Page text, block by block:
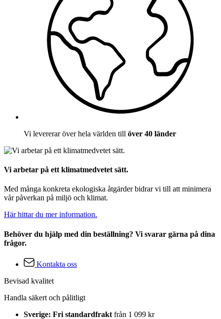
Vi levererar över hela världen till över 40 länder
Vi arbetar på ett klimatmedvetet sätt.
Med många konkreta ekologiska åtgärder bidrar vi till att minimera
vår påverkan på miljö och klimat.
Här hittar du mer information.
Behöver du hjälp med din beställning? Vi svarar gärna på dina
frågor.
Kontakta oss
Bevisad kvalitet
Handla säkert och pålitligt
Sverige: Fri standardfrakt från 1 099 kr